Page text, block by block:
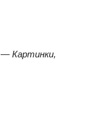
— Картинки,